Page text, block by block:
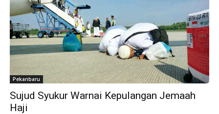
Pekanbaru
Sujud Syukur Warnai Kepulangan Jemaah
Haji